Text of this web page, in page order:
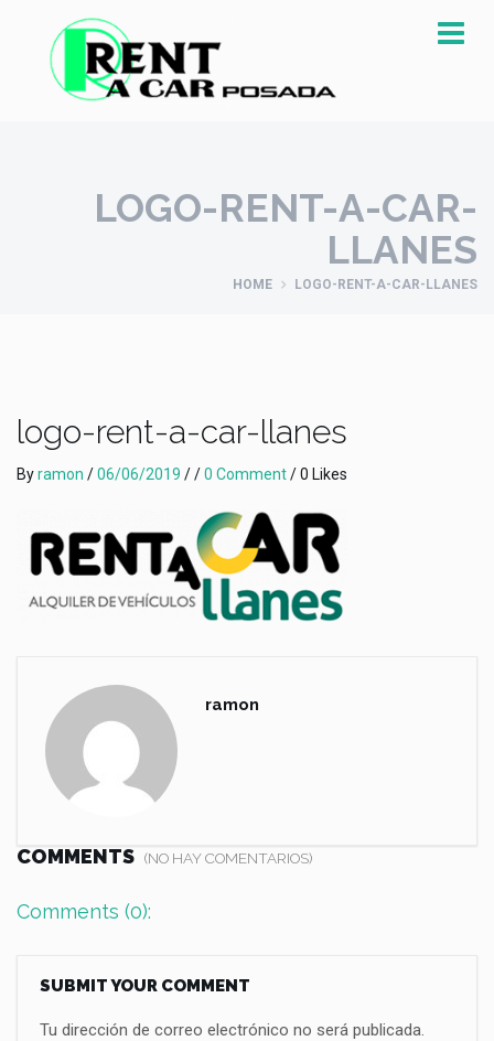
LOGO-RENT-A-CAR-
LLANES
HOME LOGO-RENT-A-CAR-LLANES
logo-rent-a-car-llanes
Byramon /06/06/2019 / /0 Comment/ 0 Likes
ramon
COMMENTS (NO HAY COMENTARIOS)
Comments (0):
SUBMIT YOUR COMMENT
Tu dirección de correo electrónico no será publicada.